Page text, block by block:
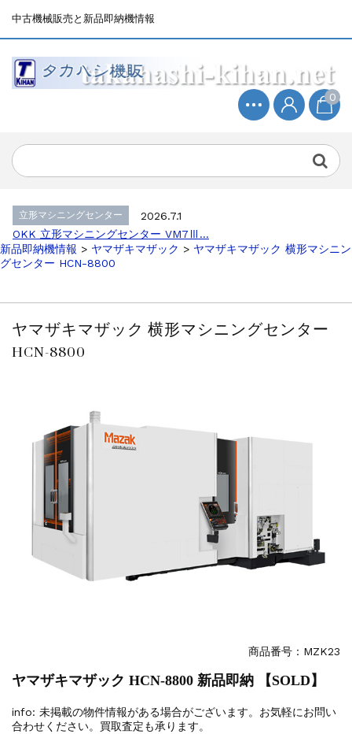
中古機械販売と新品即納機情報
0
森精機 立形マシニングセンター NV50...
立形マシニングセンター
2026.7.1
立形マシニングセンター
2026.7.1
OKK 立形マシニングセンター VM7Ⅲ...
販売 買取
2026.6.29
ブラザー SPEEDIO W1000Xd...
その他の工作機械
2026.5.19
ミマキエンジニアリング NC彫刻機 ME...
ダイヘン デジタルパルスMAG/MIG溶...
立形マシニングセンター
ホーコス 4軸マシニングセンター NJ5...
立形マシニングセンター
森精機 立形マシニングセンター NV50...
立形マシニングセンター
森精機 立形マシニングセンター NV50...
立形マシニングセンター
OKK 立形マシニングセンター VM7Ⅲ...
高松機械 NC旋盤 XL-100...
その他の工作機械
2026.5.19
ミマキエンジニアリング NC彫刻機 ME...
新品即納機情報 > ヤマザキマザック > ヤマザキマザック 横形マシニン
グセンター HCN-8800
ヤマザキマザック 横形マシニングセンター
HCN-8800
商品番号： MZK23
ヤマザキマザック HCN-8800 新品即納 【SOLD】
info: 未掲載の物件情報がある場合がございます。お気軽にお問い
合わせください。買取査定も承ります。